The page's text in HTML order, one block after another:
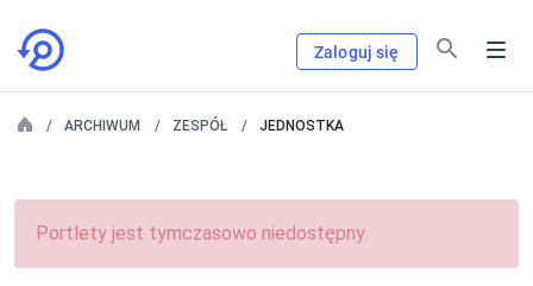
Zaloguj się
ARCHIWUM ZESPÓŁ JEDNOSTKA
Portlety jest tymczasowo niedostępny.